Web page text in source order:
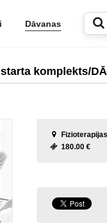
Dāvanas
komplekts/
180.00 €